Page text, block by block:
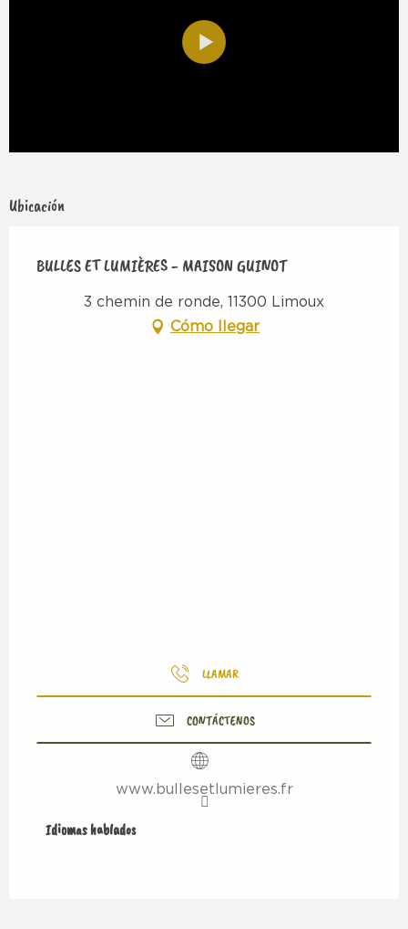
Ubicación
BULLES ET LUMIÈRES - MAISON GUINOT
3 chemin de ronde, 11300 Limoux
Cómo llegar
LLAMAR
CONTÁCTENOS
www.bullesetlumieres.fr
Idiomas hablados
Idiomas hablados